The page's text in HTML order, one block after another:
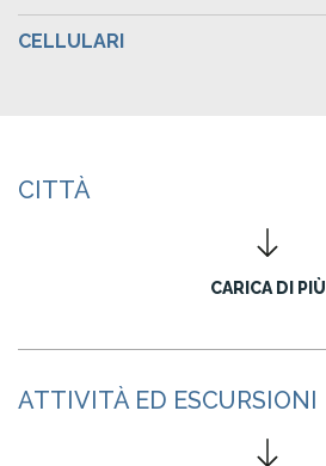
CELLULARI
CITTÀ
CARICA DI PIÙ
ATTIVITÀ ED ESCURSIONI